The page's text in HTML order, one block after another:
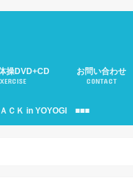
操DVD+CD お問い合わせ
CONTACT
個人情報の取扱
ＣＫ in YOYOGI ■■■